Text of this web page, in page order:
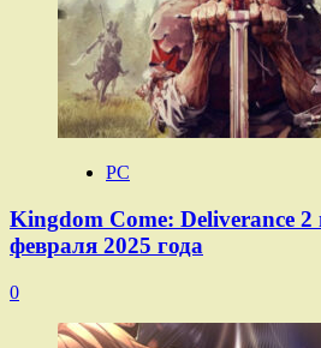
PC
Kingdom Come: Deliverance 2
февраля 2025 года
0